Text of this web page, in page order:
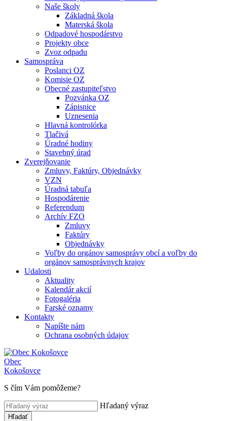
Naše školy
Základná škola
Materská škola
Odpadové hospodárstvo
Projekty obce
Zvoz odpadu
Samospráva
Poslanci OZ
Komisie OZ
Obecné zastupiteľstvo
Pozvánka OZ
Zápisnice
Uznesenia
Hlavná kontrolórka
Tlačivá
Úradné hodiny
Stavebný úrad
Zverejňovanie
Zmluvy, Faktúry, Objednávky
VZN
Úradná tabuľa
Hospodárenie
Referendum
Archív FZO
Zmluvy
Faktúry
Objednávky
Voľby do orgánov samosprávy obcí a voľby do
orgánov samosprávnych krajov
Udalosti
Aktuality
Kalendár akcií
Fotogaléria
Farské oznamy
Kontakty
Napíšte nám
Ochrana osobných údajov
Obec
Kokošovce
S čím Vám pomôžeme?
Hľadaný výraz
Hľadať